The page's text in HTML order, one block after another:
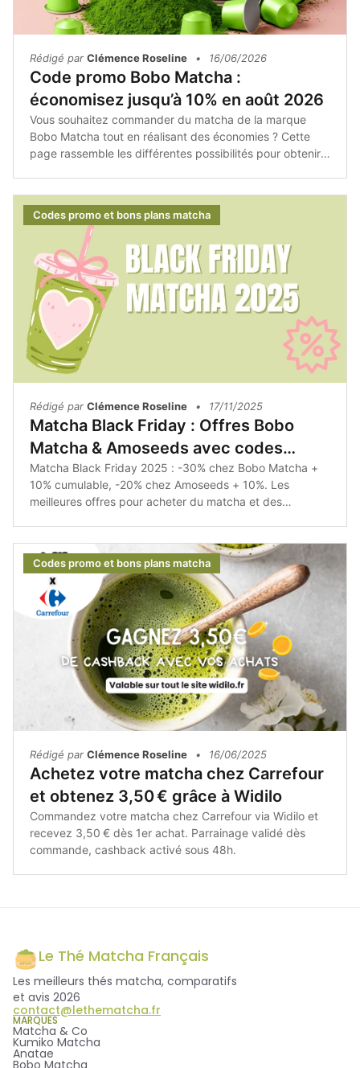
Rédigé par Clémence Roseline • 16/06/2026
Code promo Bobo Matcha :
économisez jusqu’à 10% en août 2026
Vous souhaitez commander du matcha de la marque
Bobo Matcha tout en réalisant des économies ? Cette
page rassemble les différentes possibilités pour obtenir
peut proposer des offres exclusives, des réductions
temporaires ou encore des avantages réservés aux
nouveaux clients. Il est donc intéressant de vérifier
régulièrement les promotions disponibles avant de
finaliser votre commande.
Codes promo et bons plans matcha
Rédigé par Clémence Roseline • 17/11/2025
Matcha Black Friday : Offres Bobo
Matcha & Amoseeds avec codes
promo
Matcha Black Friday 2025 : -30% chez Bobo Matcha +
10% cumulable, -20% chez Amoseeds + 10%. Les
meilleures offres pour acheter du matcha et des
Codes promo et bons plans matcha
Rédigé par Clémence Roseline • 16/06/2025
Achetez votre matcha chez Carrefour
et obtenez 3,50 € grâce à Widilo
Commandez votre matcha chez Carrefour via Widilo et
recevez 3,50 € dès 1er achat. Parrainage validé dès
commande, cashback activé sous 48h.
Le Thé Matcha Français
Les meilleurs thés matcha, comparatifs
et avis 2026
contact@lethematcha.fr
MARQUES
Matcha & Co
Kumiko Matcha
Anatae
Bobo Matcha